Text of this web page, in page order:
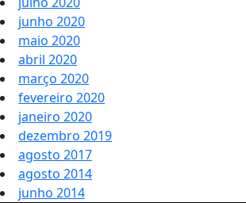
junho 2020
maio 2020
abril 2020
março 2020
fevereiro 2020
janeiro 2020
dezembro 2019
agosto 2017
agosto 2014
junho 2014